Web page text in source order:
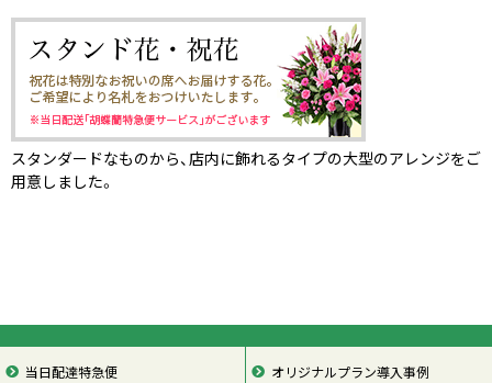
スタンダードなものから、店内に飾れるタイプの大型のアレンジをご
用意しました。
当日配達特急便 オリジナルプラン導入事例